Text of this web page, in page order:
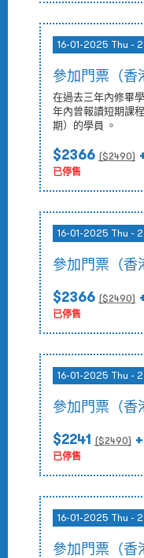
16-01-2025 Thu -
參加門票（香
在過去三年內修畢
年內曾報讀短期課
期）的學員 。
$2366 ($2490)
已停售
16-01-2025 Thu -
參加門票（香
$2366 ($2490)
已停售
16-01-2025 Thu -
參加門票（香
$2241 ($2490)
已停售
16-01-2025 Thu -
參加門票（香